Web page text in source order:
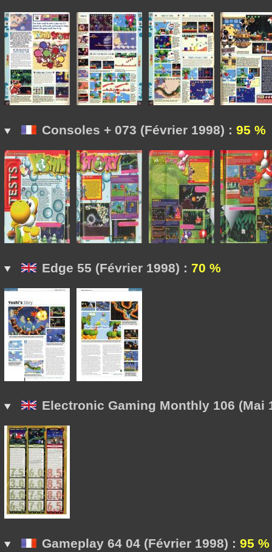
Consoles + 073 (Février 1998) : 95 %
Edge 55 (Février 1998) : 70 %
Electronic Gaming Monthly 106 (Mai
Gameplay 64 04 (Février 1998) : 95 %